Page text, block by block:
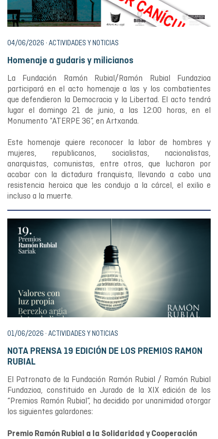
04/06/2026 · ACTIVIDADES Y NOTICIAS
Homenaje a gudaris y milicianos
La Fundación Ramón Rubial/Ramón Rubial Fundazioa
participará en el acto homenaje a las y los combatientes
que defendieron la Democracia y la Libertad. El acto tendrá
lugar el domingo 21 de junio, a las 12:00 horas, en el
Monumento “ATERPE 36”, en Artxanda.
Este homenaje quiere reconocer la labor de hombres y
mujeres, republicanos, socialistas, nacionalistas,
anarquistas, comunistas, entre otros, que lucharon por
acabar con la dictadura franquista, llevando a cabo una
resistencia heroica que les condujo a la cárcel, el exilio e
incluso a la muerte.
01/06/2026 · ACTIVIDADES Y NOTICIAS
NOTA PRENSA 19 EDICIÓN DE LOS PREMIOS RAMON
RUBIAL
El Patronato de la Fundación Ramón Rubial / Ramón Rubial
Fundazioa, constituido en Jurado de la XIX edición de los
“Premios Ramón Rubial”, ha decidido por unanimidad otorgar
los siguientes galardones:
Premio Ramón Rubial a la Solidaridad y Cooperación